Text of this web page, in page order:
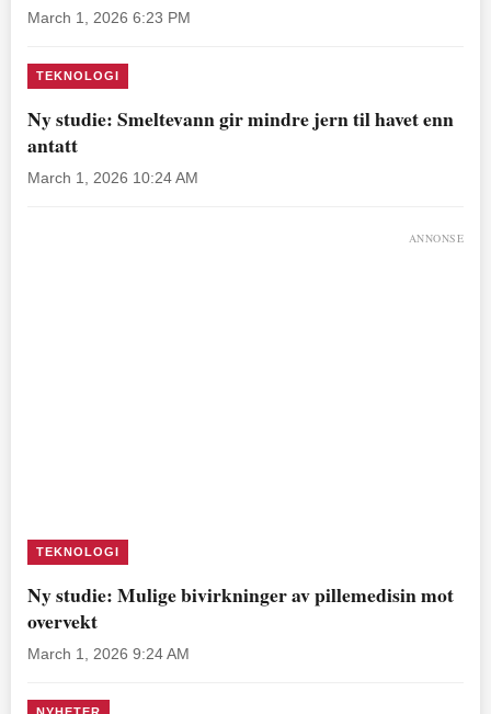
March 1, 2026 6:23 PM
TEKNOLOGI
Ny studie: Smeltevann gir mindre jern til havet enn
antatt
March 1, 2026 10:24 AM
ANNONSE
TEKNOLOGI
Ny studie: Mulige bivirkninger av pillemedisin mot
overvekt
March 1, 2026 9:24 AM